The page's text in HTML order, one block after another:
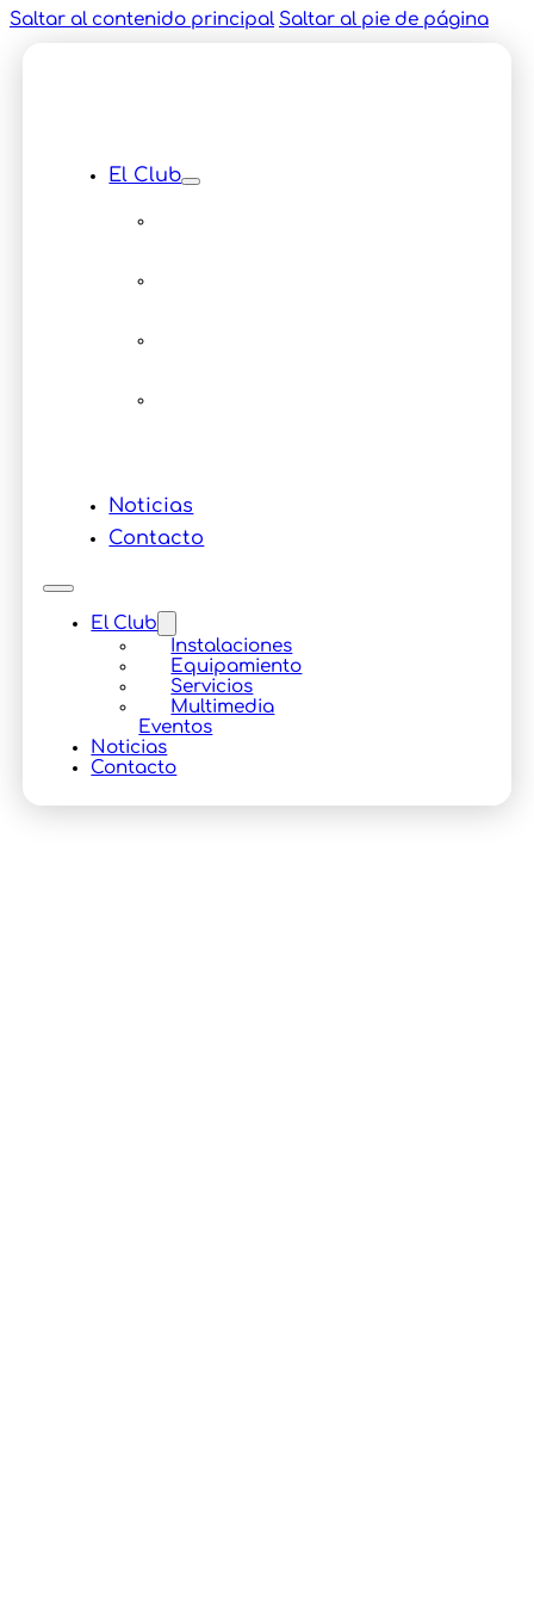
Saltar al contenido principal Saltar al pie de página
El Club
Noticias
Contacto
El Club
Instalaciones
Equipamiento
Servicios
Multimedia
Eventos
Noticias
Contacto